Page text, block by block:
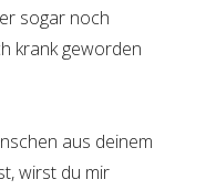
sogar noch
krank geworden
aus deinem
wirst du mir